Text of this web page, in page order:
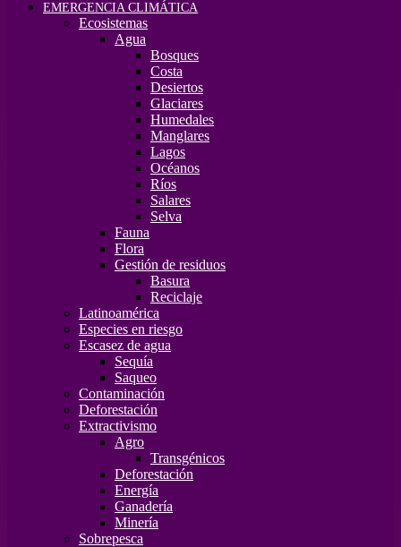
EMERGENCIA CLIMÁTICA
Ecosistemas
Agua
Bosques
Costa
Desiertos
Glaciares
Humedales
Manglares
Lagos
Océanos
Ríos
Salares
Selva
Fauna
Flora
Gestión de residuos
Basura
Reciclaje
Latinoamérica
Especies en riesgo
Escasez de agua
Sequía
Saqueo
Contaminación
Deforestación
Extractivismo
Agro
Transgénicos
Deforestación
Energía
Ganadería
Minería
Sobrepesca